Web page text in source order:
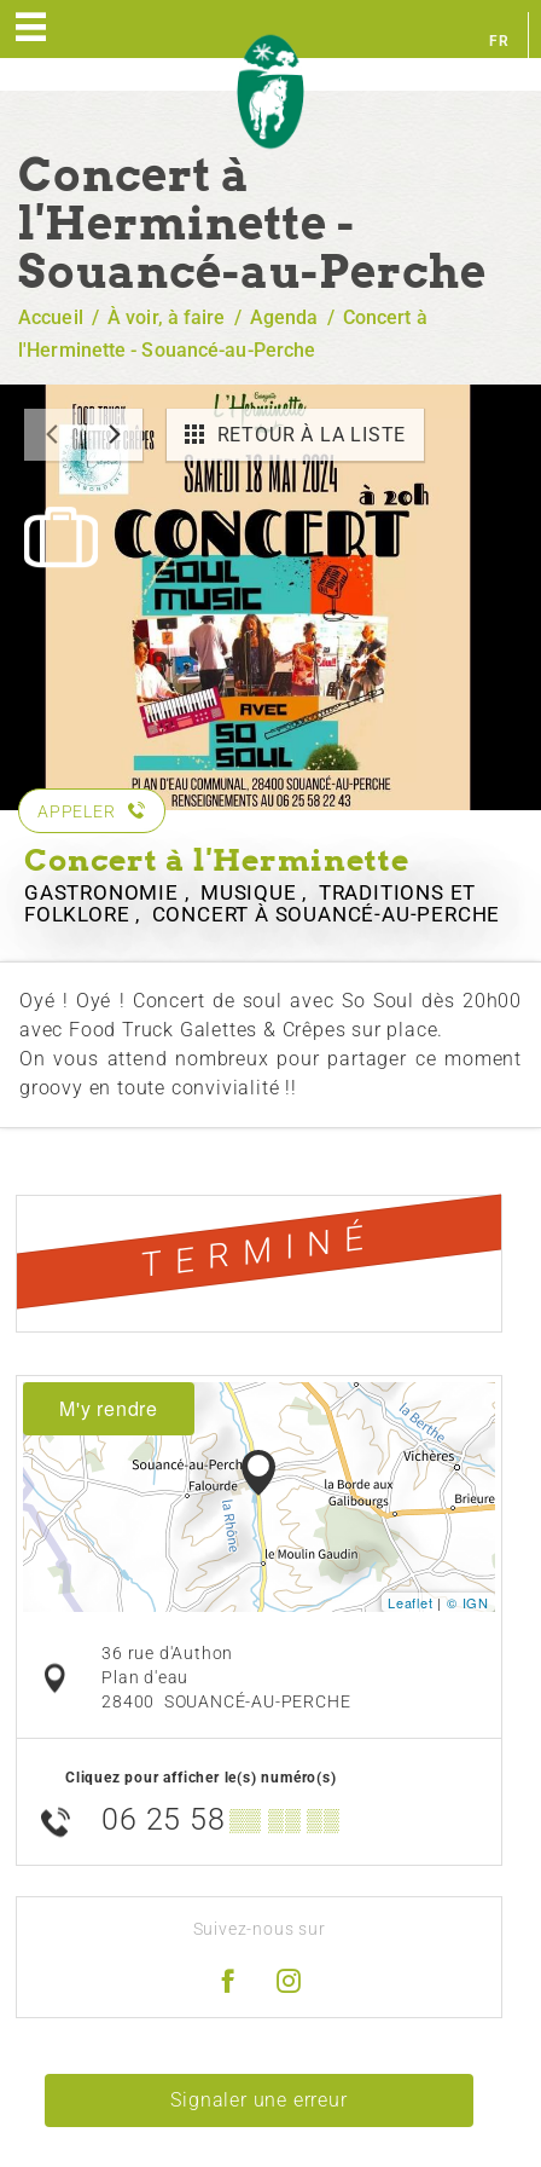
FR
Concert à
l'Herminette -
Souancé-au-Perche
Accueil / À voir, à faire / Agenda / Concert à
l'Herminette - Souancé-au-Perche
RETOUR À LA LISTE
APPELER
Concert à l'Herminette
GASTRONOMIE , MUSIQUE , TRADITIONS ET
FOLKLORE , CONCERTÀ SOUANCÉ-AU-PERCHE
Oyé ! Oyé ! Concert de soul avec So Soul dès 20h00
avec Food Truck Galettes & Crêpes sur place.
On vous attend nombreux pour partager ce moment
groovy en toute convivialité !!
TERMINÉ
M'y rendre
Leaflet|© IGN
36 rue d'Authon
Plan d'eau
28400 SOUANCÉ-AU-PERCHE
Cliquez pour afficher le(s) numéro(s)
06 25 58 ▒▒ ▒▒ ▒▒
Suivez-nous sur
Signaler une erreur